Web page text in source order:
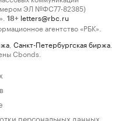
ЭЛ №ФС77-82385)
18+ letters@rbc.ru
агентство «РБК».
Санкт-Петербургская биржа
Cbonds.
персональных данных